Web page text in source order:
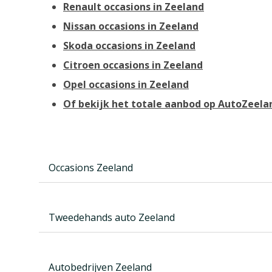
Renault occasions in Zeeland
Nissan occasions in Zeeland
Skoda occasions in Zeeland
Citroen occasions in Zeeland
Opel occasions in Zeeland
Of bekijk het totale aanbod op
Occasions Zeeland
Tweedehands auto Zeeland
Autobedrijven Zeeland